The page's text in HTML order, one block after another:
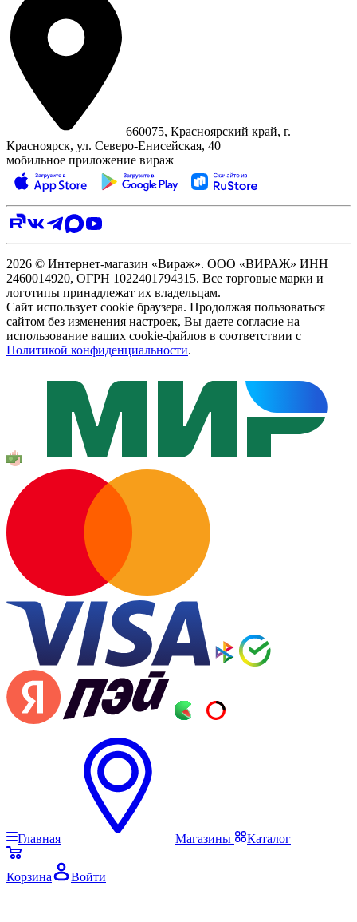
660075, Красноярский край, г.
Красноярск, ул. Северо‑Енисейская, 40
мобильное приложение вираж
2026 © Интернет-магазин «Вираж». ООО «ВИРАЖ» ИНН
2460014920, ОГРН 1022401794315. Все торговые марки и
логотипы принадлежат их владельцам.
Сайт использует cookie браузера. Продолжая пользоваться
сайтом без изменения настроек, Вы даете согласие на
использование ваших cookie-файлов в соответствии с
Политикой конфиденциальности.
Главная Магазины Каталог
Корзина Войти